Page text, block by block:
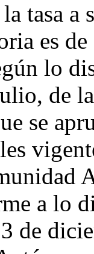
tasa a
es
lo
de
se
a lo
de